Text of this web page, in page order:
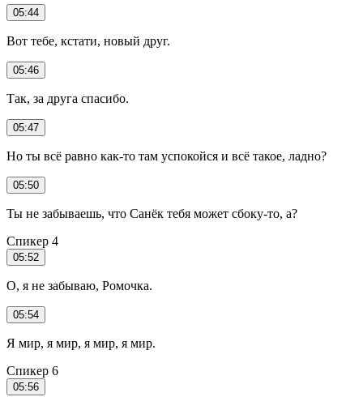
05:44
Вот тебе, кстати, новый друг.
05:46
Так, за друга спасибо.
05:47
Но ты всё равно как-то там успокойся и всё такое, ладно?
05:50
Ты не забываешь, что Санёк тебя может сбоку-то, а?
Спикер 4
05:52
О, я не забываю, Ромочка.
05:54
Я мир, я мир, я мир, я мир.
Спикер 6
05:56